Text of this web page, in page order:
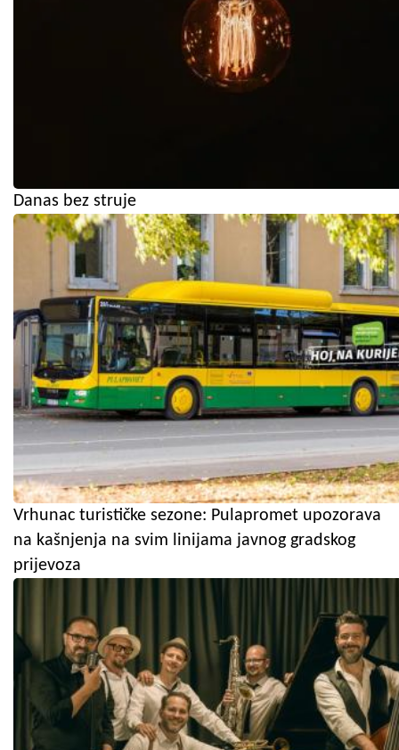
Danas bez struje
Vrhunac turističke sezone: Pulapromet upozorava
na kašnjenja na svim linijama javnog gradskog
prijevoza